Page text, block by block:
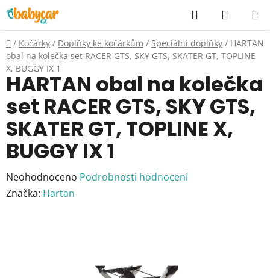
Přejít
na
obsah
Hledat
KOŠÍK
Domů
/ Kočárky / Doplňky ke kočárkům / Speciální doplňky / HARTAN
obal na kolečka set RACER GTS, SKY GTS, SKATER GT, TOPLINE
X, BUGGY IX 1
HARTAN obal na kolečka
set RACER GTS, SKY GTS,
SKATER GT, TOPLINE X,
BUGGY IX 1
Průměrné
hodnocení
Neohodnoceno Podrobnosti hodnocení
Značka: Hartan